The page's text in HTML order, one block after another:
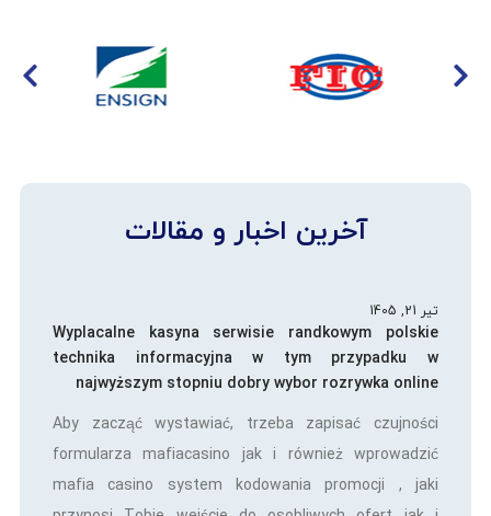
آخرین اخبار و مقالات
تیر 21, 1405
Wyplacalne kasyna serwisie randkowym polskie
technika informacyjna w tym przypadku w
najwyższym stopniu dobry wybor rozrywka online
Aby zacząć wystawiać, trzeba zapisać czujności
formularza mafiacasino jak i również wprowadzić
mafia casino system kodowania promocji , jaki